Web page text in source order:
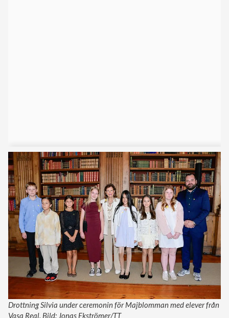
Drottning Silvia under ceremonin för Majblomman med elever från
Vasa Real. Bild: Jonas Ekströmer/TT